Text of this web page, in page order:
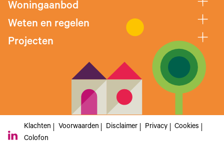
Woningaanbod
Weten en regelen
Projecten
Klachten Voorwaarden Disclaimer Privacy
Cookies
Colofon